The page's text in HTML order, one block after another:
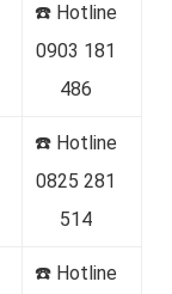
☎️ Hotline
0903 181
486
☎️ Hotline
0825 281
514
☎️ Hotline